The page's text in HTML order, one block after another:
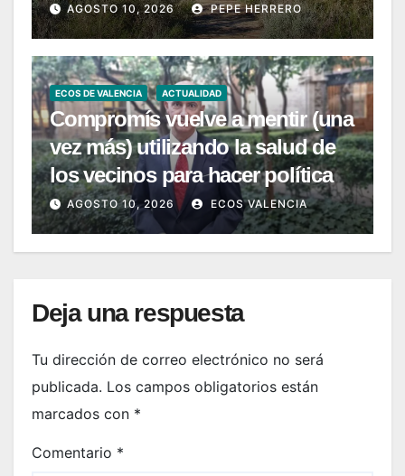
AGOSTO 10, 2026 PEPE HERRERO
ECOS DE VALENCIA ACTUALIDAD
Compromís vuelve a mentir (una
vez más) utilizando la salud de
los vecinos para hacer política
AGOSTO 10, 2026 ECOS VALENCIA
Deja una respuesta
Tu dirección de correo electrónico no será
publicada. Los campos obligatorios están
marcados con *
Comentario *